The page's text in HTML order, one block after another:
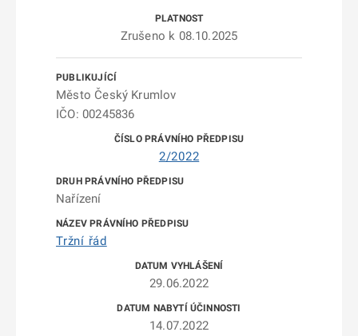
Zrušeno k 08.10.2025
Město Český Krumlov
IČO: 00245836
2/2022
Nařízení
Tržní řád
29.06.2022
14.07.2022